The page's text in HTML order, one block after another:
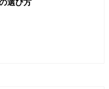
選び方